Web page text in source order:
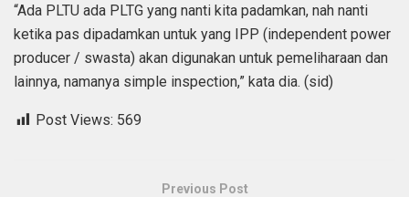
“Ada PLTU ada PLTG yang nanti kita padamkan, nah nanti
ketika pas dipadamkan untuk yang IPP (independent power
producer / swasta) akan digunakan untuk pemeliharaan dan
lainnya, namanya simple inspection,” kata dia. (sid)
Post Views: 569
Previous Post